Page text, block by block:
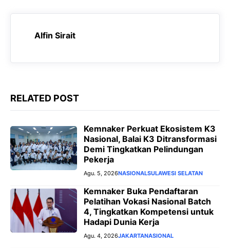
p
me
Alfin Sirait
RELATED POST
Kemnaker Perkuat Ekosistem K3
Nasional, Balai K3 Ditransformasi
Demi Tingkatkan Pelindungan
Pekerja
Agu. 5, 2026NASIONALSULAWESI SELATAN
Kemnaker Buka Pendaftaran
Pelatihan Vokasi Nasional Batch
4, Tingkatkan Kompetensi untuk
Hadapi Dunia Kerja
Agu. 4, 2026JAKARTANASIONAL